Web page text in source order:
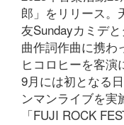
郎」をリリース。
友Sundayカミデ
曲作詞作曲に携わ
ヒコロヒーを客演
9月には初となる
ンマンライブを実
「FUJI ROCK